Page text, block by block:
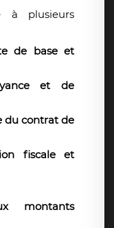
à plusieurs
de base et
et de
du contrat de
fiscale et
montants